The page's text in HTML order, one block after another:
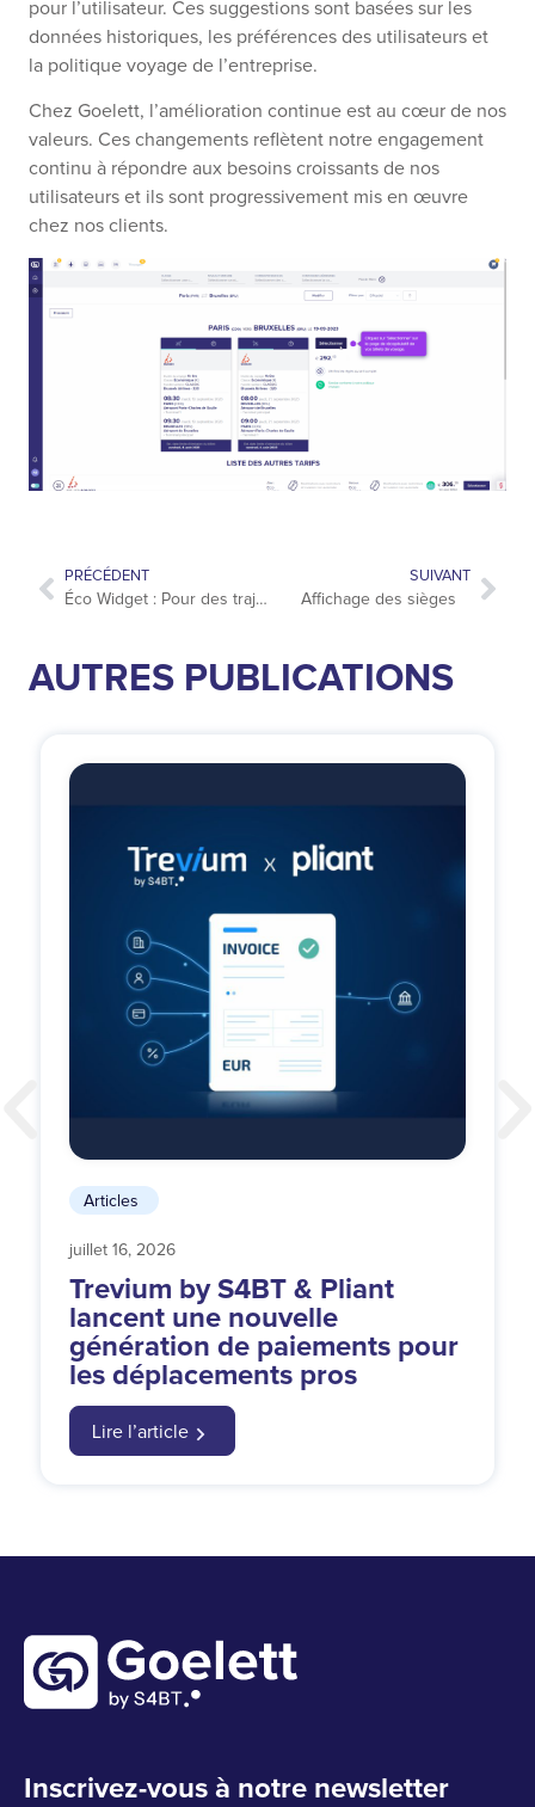
pour l’utilisateur. Ces suggestions sont basées sur les
données historiques, les préférences des utilisateurs et
la politique voyage de l’entreprise.
Chez Goelett, l’amélioration continue est au cœur de nos
valeurs. Ces changements reflètent notre engagement
continu à répondre aux besoins croissants de nos
utilisateurs et ils sont progressivement mis en œuvre
chez nos clients.
PRÉCÉDENT
Éco Widget : Pour des trajets plus verts avec Goelett
SUIVANT
Affichage des sièges
AUTRES PUBLICATIONS
Articles
juillet 16, 2026
Trevium by S4BT & Pliant
lancent une nouvelle
génération de paiements pour
les déplacements pros
Lire l’article
Inscrivez-vous à notre newsletter